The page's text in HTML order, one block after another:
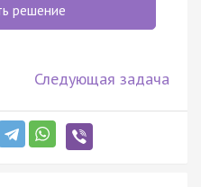
решение
Следующая задача